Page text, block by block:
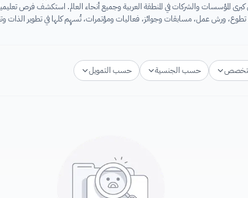
المؤسسات والشركات في المنطقة العربية وجميع أنحاء العالم. استكشف فرص
ورش عمل، مسابقات وجوائز، فعاليات ومؤتمرات، تُسهِم كلها في تطوير الذات
حسب الجنسية حسب التمويل